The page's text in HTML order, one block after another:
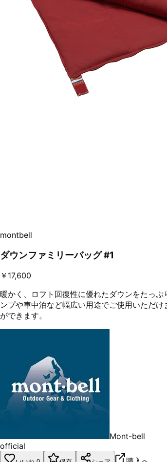
montbell
ダウンファミリーバッグ #1
￥17,600
暖かく、ロフト回復性に優れたダウンをたっ
ンプや車中泊など幅広い用途でご使用いただ
ができます。
Mont-bell
official